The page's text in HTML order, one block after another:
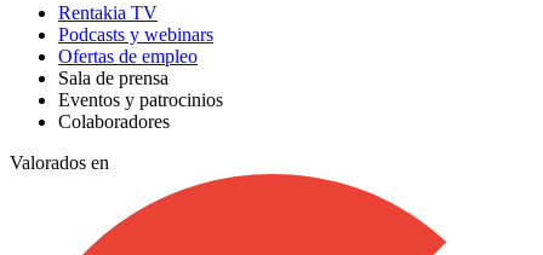
Rentakia TV
Podcasts y webinars
Ofertas de empleo
Sala de prensa
Eventos y patrocinios
Colaboradores
Valorados en